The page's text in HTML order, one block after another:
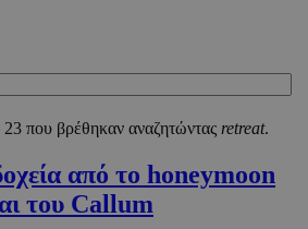
που βρέθηκαν αναζητώντας retreat.
από το honeymoon
του Callum